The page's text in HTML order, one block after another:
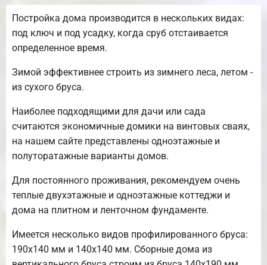
Постройка дома производится в нескольких видах:
под ключ и под усадку, когда сруб отстаивается
определенное время.
Зимой эффективнее строить из зимнего леса, летом -
из сухого бруса.
Наиболее подходящими для дачи или сада
считаются экономичные домики на винтовых сваях,
на нашем сайте представлены одноэтажные и
полуторатажные варианты домов.
Для постоянного проживания, рекомендуем очень
теплые двухэтажные и одноэтажные коттеджи и
дома на плитном и ленточном фундаменте.
Имеется несколько видов профилированного бруса:
190х140 мм и 140х140 мм. Сборные дома из